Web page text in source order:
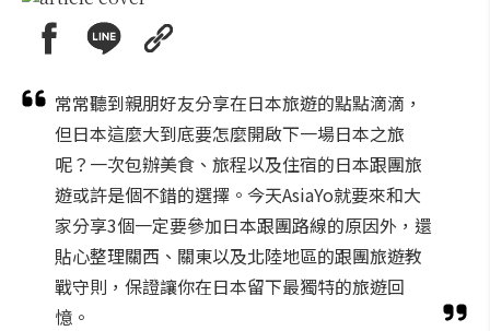
常常聽到親朋好友分享在日本旅遊的點點滴滴，
但日本這麼大到底要怎麼開啟下一場日本之旅
呢？一次包辦美食、旅程以及住宿的日本跟團旅
遊或許是個不錯的選擇。今天AsiaYo就要來和大
家分享3個一定要參加日本跟團路線的原因外，還
貼心整理關西、關東以及北陸地區的跟團旅遊教
戰守則，保證讓你在日本留下最獨特的旅遊回
憶。